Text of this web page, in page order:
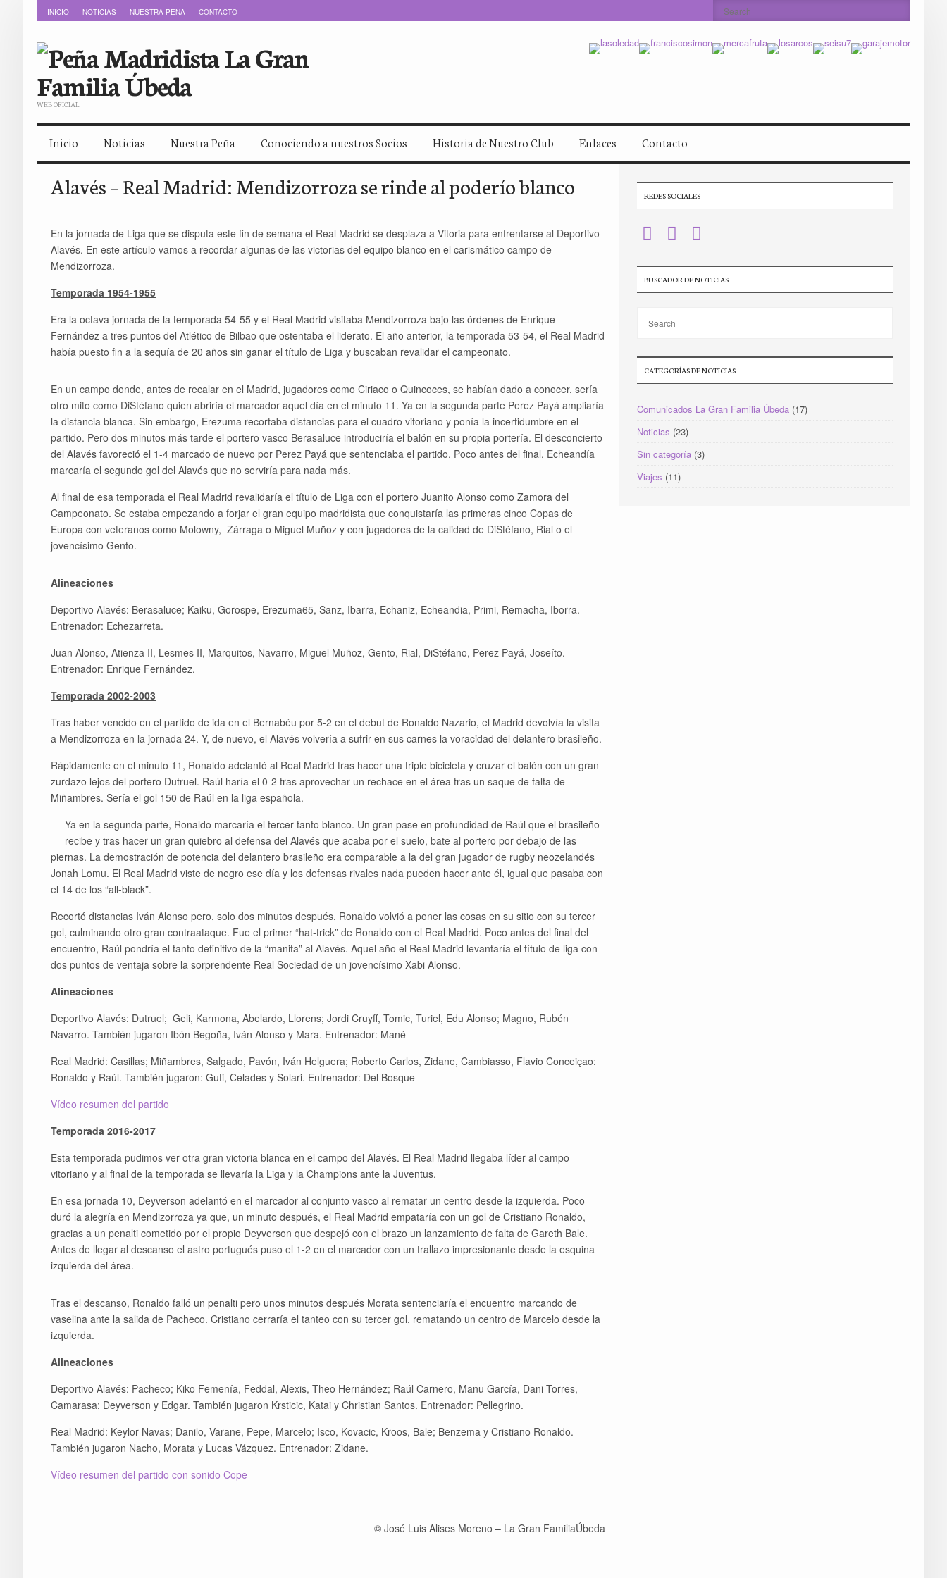
INICIO NOTICIAS NUESTRA PEÑA CONTACTO
WEB OFICIAL
Inicio Noticias Nuestra Peña Conociendo a nuestros Socios Historia de Nuestro Club Enlaces Contacto
Alavés – Real Madrid: Mendizorroza se rinde al poderío blanco
En la jornada de Liga que se disputa este fin de semana el Real Madrid se desplaza a Vitoria para enfrentarse al Deportivo
Alavés. En este artículo vamos a recordar algunas de las victorias del equipo blanco en el carismático campo de
Mendizorroza.
Temporada 1954-1955
Era la octava jornada de la temporada 54-55 y el Real Madrid visitaba Mendizorroza bajo las órdenes de Enrique
Fernández a tres puntos del Atlético de Bilbao que ostentaba el liderato. El año anterior, la temporada 53-54, el Real Madrid
había puesto fin a la sequía de 20 años sin ganar el título de Liga y buscaban revalidar el campeonato.
En un campo donde, antes de recalar en el Madrid, jugadores como Ciriaco o Quincoces, se habían dado a conocer, sería
otro mito como DiStéfano quien abriría el marcador aquel día en el minuto 11. Ya en la segunda parte Perez Payá ampliaría
la distancia blanca. Sin embargo, Erezuma recortaba distancias para el cuadro vitoriano y ponía la incertidumbre en el
partido. Pero dos minutos más tarde el portero vasco Berasaluce introduciría el balón en su propia portería. El desconcierto
del Alavés favoreció el 1-4 marcado de nuevo por Perez Payá que sentenciaba el partido. Poco antes del final, Echeandía
marcaría el segundo gol del Alavés que no serviría para nada más.
Al final de esa temporada el Real Madrid revalidaría el título de Liga con el portero Juanito Alonso como Zamora del
Campeonato. Se estaba empezando a forjar el gran equipo madridista que conquistaría las primeras cinco Copas de
Europa con veteranos como Molowny, Zárraga o Miguel Muñoz y con jugadores de la calidad de DiStéfano, Rial o el
jovencísimo Gento.
Alineaciones
Deportivo Alavés: Berasaluce; Kaiku, Gorospe, Erezuma65, Sanz, Ibarra, Echaniz, Echeandia, Primi, Remacha, Iborra.
Entrenador: Echezarreta.
Juan Alonso, Atienza II, Lesmes II, Marquitos, Navarro, Miguel Muñoz, Gento, Rial, DiStéfano, Perez Payá, Joseíto.
Entrenador: Enrique Fernández.
Temporada 2002-2003
Tras haber vencido en el partido de ida en el Bernabéu por 5-2 en el debut de Ronaldo Nazario, el Madrid devolvía la visita
a Mendizorroza en la jornada 24. Y, de nuevo, el Alavés volvería a sufrir en sus carnes la voracidad del delantero brasileño.
Rápidamente en el minuto 11, Ronaldo adelantó al Real Madrid tras hacer una triple bicicleta y cruzar el balón con un gran
zurdazo lejos del portero Dutruel. Raúl haría el 0-2 tras aprovechar un rechace en el área tras un saque de falta de
Miñambres. Sería el gol 150 de Raúl en la liga española.
Ya en la segunda parte, Ronaldo marcaría el tercer tanto blanco. Un gran pase en profundidad de Raúl que el brasileño
recibe y tras hacer un gran quiebro al defensa del Alavés que acaba por el suelo, bate al portero por debajo de las
piernas. La demostración de potencia del delantero brasileño era comparable a la del gran jugador de rugby neozelandés
Jonah Lomu. El Real Madrid viste de negro ese día y los defensas rivales nada pueden hacer ante él, igual que pasaba con
el 14 de los “all-black”.
Recortó distancias Iván Alonso pero, solo dos minutos después, Ronaldo volvió a poner las cosas en su sitio con su tercer
gol, culminando otro gran contraataque. Fue el primer “hat-trick” de Ronaldo con el Real Madrid. Poco antes del final del
encuentro, Raúl pondría el tanto definitivo de la “manita” al Alavés. Aquel año el Real Madrid levantaría el título de liga con
dos puntos de ventaja sobre la sorprendente Real Sociedad de un jovencísimo Xabi Alonso.
Alineaciones
Deportivo Alavés: Dutruel; Geli, Karmona, Abelardo, Llorens; Jordi Cruyff, Tomic, Turiel, Edu Alonso; Magno, Rubén
Navarro. También jugaron Ibón Begoña, Iván Alonso y Mara. Entrenador: Mané
Real Madrid: Casillas; Miñambres, Salgado, Pavón, Iván Helguera; Roberto Carlos, Zidane, Cambiasso, Flavio Conceiçao:
Ronaldo y Raúl. También jugaron: Guti, Celades y Solari. Entrenador: Del Bosque
Vídeo resumen del partido
Temporada 2016-2017
Esta temporada pudimos ver otra gran victoria blanca en el campo del Alavés. El Real Madrid llegaba líder al campo
vitoriano y al final de la temporada se llevaría la Liga y la Champions ante la Juventus.
En esa jornada 10, Deyverson adelantó en el marcador al conjunto vasco al rematar un centro desde la izquierda. Poco
duró la alegría en Mendizorroza ya que, un minuto después, el Real Madrid empataría con un gol de Cristiano Ronaldo,
gracias a un penalti cometido por el propio Deyverson que despejó con el brazo un lanzamiento de falta de Gareth Bale.
Antes de llegar al descanso el astro portugués puso el 1-2 en el marcador con un trallazo impresionante desde la esquina
izquierda del área.
Tras el descanso, Ronaldo falló un penalti pero unos minutos después Morata sentenciaría el encuentro marcando de
vaselina ante la salida de Pacheco. Cristiano cerraría el tanteo con su tercer gol, rematando un centro de Marcelo desde la
izquierda.
Alineaciones
Deportivo Alavés: Pacheco; Kiko Femenía, Feddal, Alexis, Theo Hernández; Raúl Carnero, Manu García, Dani Torres,
Camarasa; Deyverson y Edgar. También jugaron Krsticic, Katai y Christian Santos. Entrenador: Pellegrino.
Real Madrid: Keylor Navas; Danilo, Varane, Pepe, Marcelo; Isco, Kovacic, Kroos, Bale; Benzema y Cristiano Ronaldo.
También jugaron Nacho, Morata y Lucas Vázquez. Entrenador: Zidane.
Vídeo resumen del partido con sonido Cope
© José Luis Alises Moreno – La Gran FamiliaÚbeda
REDES SOCIALES
BUSCADOR DE NOTICIAS
CATEGORÍAS DE NOTICIAS
Comunicados La Gran Familia Úbeda (17)
Noticias (23)
Sin categoría (3)
Viajes (11)